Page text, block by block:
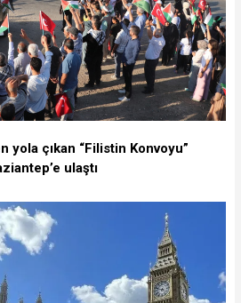
yola çıkan “Filistin Konvoyu”
ulaştı